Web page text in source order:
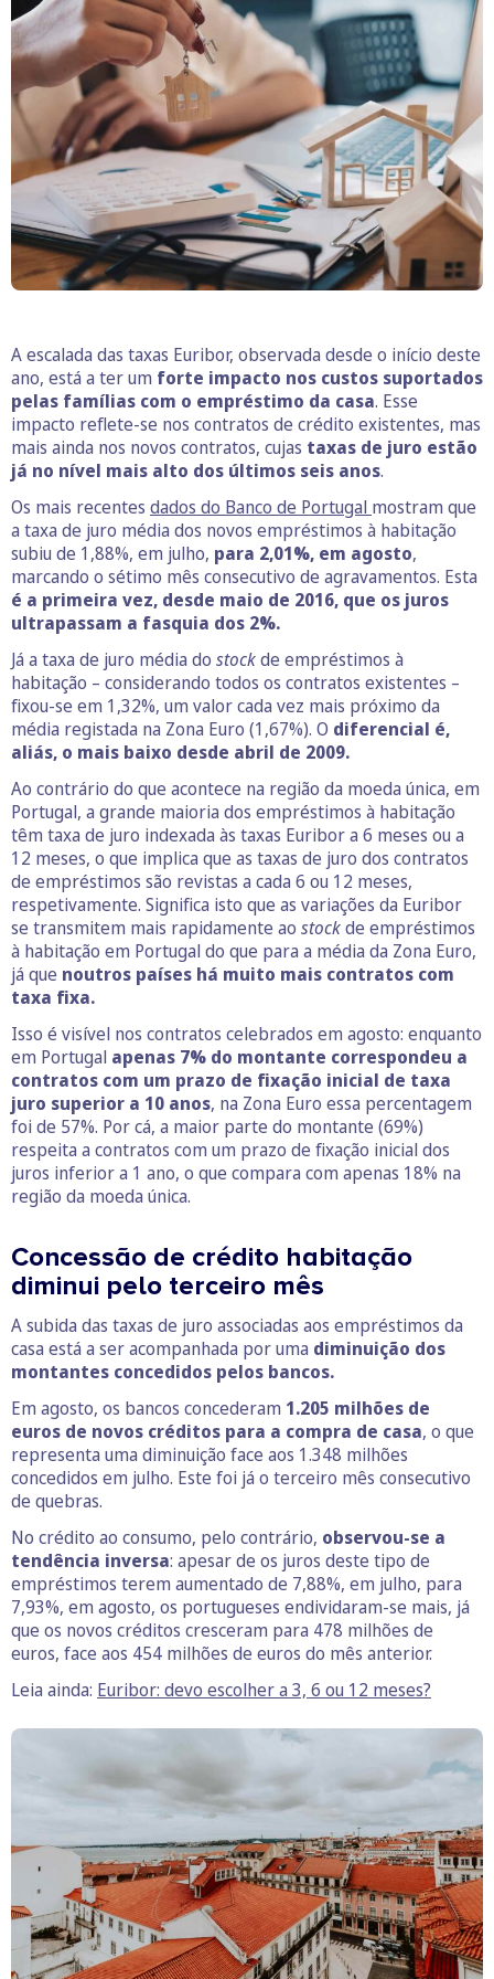
A escalada das taxas Euribor, observada desde o início deste
ano, está a ter um forte impacto nos custos suportados
pelas famílias com o empréstimo da casa. Esse
impacto reflete-se nos contratos de crédito existentes, mas
mais ainda nos novos contratos, cujas taxas de juro estão
já no nível mais alto dos últimos seis anos.
Os mais recentes dados do Banco de Portugal mostram que
a taxa de juro média dos novos empréstimos à habitação
subiu de 1,88%, em julho, para 2,01%, em agosto,
marcando o sétimo mês consecutivo de agravamentos. Esta
é a primeira vez, desde maio de 2016, que os juros
ultrapassam a fasquia dos 2%.
Já a taxa de juro média do stockde empréstimos à
habitação – considerando todos os contratos existentes –
fixou-se em 1,32%, um valor cada vez mais próximo da
média registada na Zona Euro (1,67%). O diferencial é,
aliás, o mais baixo desde abril de 2009.
Ao contrário do que acontece na região da moeda única, em
Portugal, a grande maioria dos empréstimos à habitação
têm taxa de juro indexada às taxas Euribor a 6 meses ou a
12 meses, o que implica que as taxas de juro dos contratos
de empréstimos são revistas a cada 6 ou 12 meses,
respetivamente. Significa isto que as variações da Euribor
se transmitem mais rapidamente ao stockde empréstimos
à habitação em Portugal do que para a média da Zona Euro,
já que noutros países há muito mais contratos com
taxa fixa.
Isso é visível nos contratos celebrados em agosto: enquanto
em Portugal apenas 7% do montante correspondeu a
contratos com um prazo de fixação inicial de taxa
juro superior a 10 anos, na Zona Euro essa percentagem
foi de 57%. Por cá, a maior parte do montante (69%)
respeita a contratos com um prazo de fixação inicial dos
juros inferior a 1 ano, o que compara com apenas 18% na
região da moeda única.
Concessão de crédito habitação
diminui pelo terceiro mês
A subida das taxas de juro associadas aos empréstimos da
casa está a ser acompanhada por uma diminuição dos
montantes concedidos pelos bancos.
Em agosto, os bancos concederam 1.205 milhões de
euros de novos créditos para a compra de casa, o que
representa uma diminuição face aos 1.348 milhões
concedidos em julho. Este foi já o terceiro mês consecutivo
de quebras.
No crédito ao consumo, pelo contrário, observou-se a
tendência inversa: apesar de os juros deste tipo de
empréstimos terem aumentado de 7,88%, em julho, para
7,93%, em agosto, os portugueses endividaram-se mais, já
que os novos créditos cresceram para 478 milhões de
euros, face aos 454 milhões de euros do mês anterior.
Leia ainda: Euribor: devo escolher a 3, 6 ou 12 meses?